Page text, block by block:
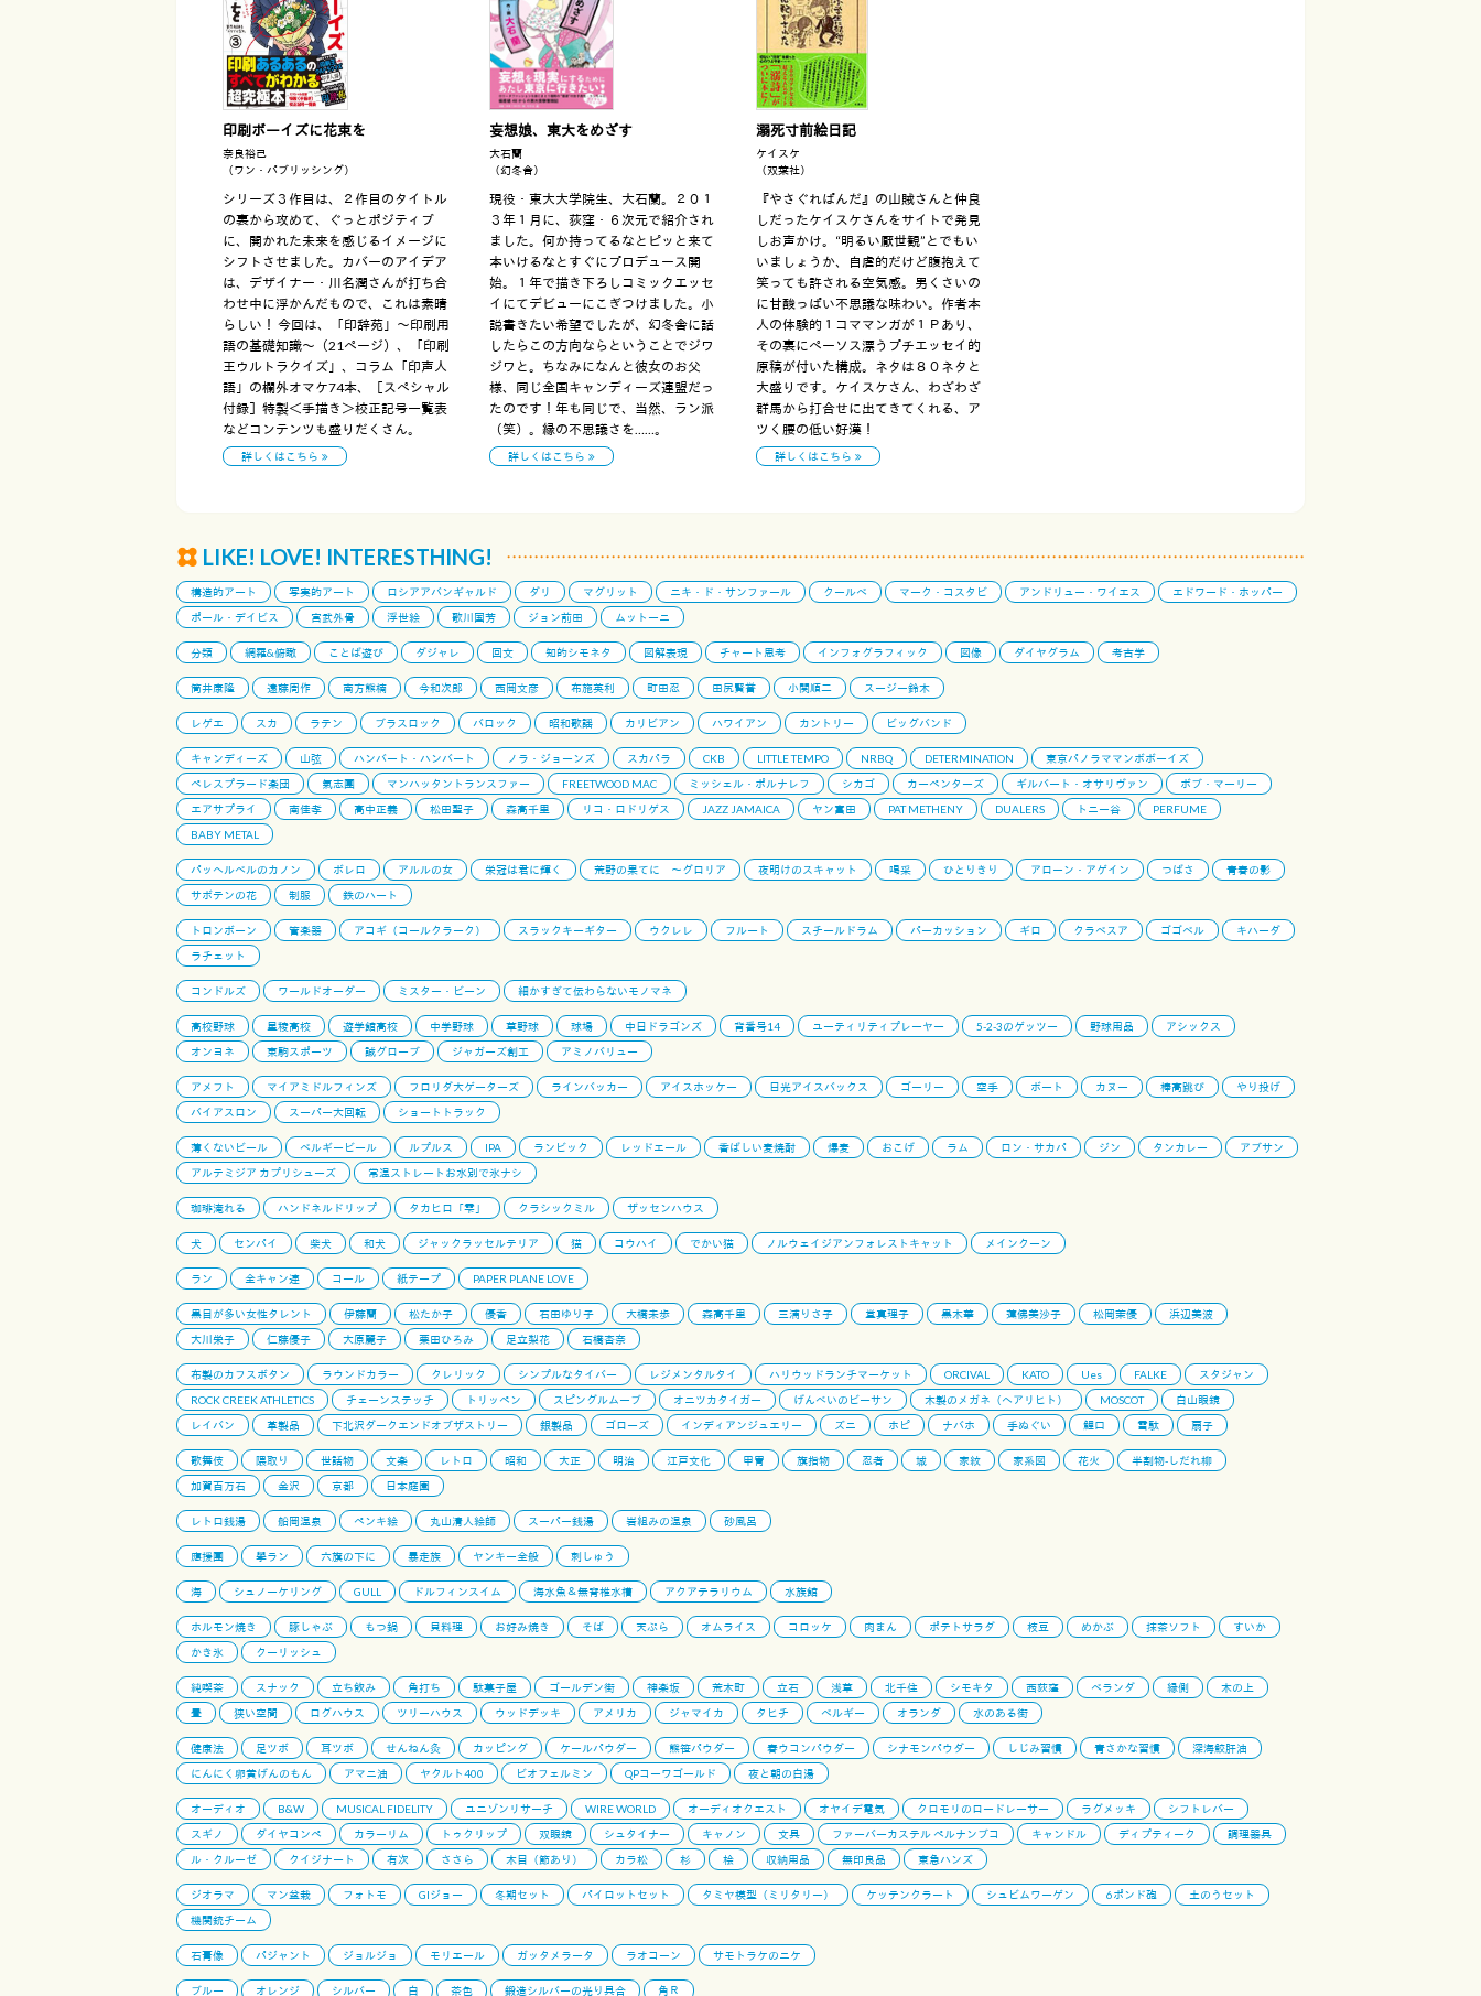
印刷ボーイズに花束を
奈良裕己
（ワン・パブリッシング）
シリーズ３作目は、２作目のタイトル
の裏から攻めて、ぐっとポジティブ
に、開かれた未来を感じるイメージに
シフトさせました。カバーのアイデア
は、デザイナー・川名潤さんが打ち合
わせ中に浮かんだもので、これは素晴
らしい！ 今回は、「印辞苑」～印刷用
語の基礎知識～（21ページ）、「印刷
王ウルトラクイズ」、コラム「印声人
語」の欄外オマケ74本、［スペシャル
付録］特製＜手描き＞校正記号一覧表
などコンテンツも盛りだくさん。
詳しくはこちら
妄想娘、東大をめざす
大石蘭
（幻冬舎）
現役・東大大学院生、大石蘭。２０１
３年１月に、荻窪・６次元で紹介され
ました。何か持ってるなとピッと来て
本いけるなとすぐにプロデュース開
始。１年で描き下ろしコミックエッセ
イにてデビューにこぎつけました。小
説書きたい希望でしたが、幻冬舎に話
したらこの方向ならということでジワ
ジワと。ちなみになんと彼女のお父
様、同じ全国キャンディーズ連盟だっ
たのです！年も同じで、当然、ラン派
（笑）。縁の不思議さを……。
詳しくはこちら
溺死寸前絵日記
ケイスケ
（双葉社）
『やさぐれぱんだ』の山賊さんと仲良
しだったケイスケさんをサイトで発見
しお声かけ。“明るい厭世観”とでもい
いましょうか、自虐的だけど腹抱えて
笑っても許される空気感。男くさいの
に甘酸っぱい不思議な味わい。作者本
人の体験的１コママンガが１Ｐあり、
その裏にペーソス漂うプチエッセイ的
原稿が付いた構成。ネタは８０ネタと
大盛りです。ケイスケさん、わざわざ
群馬から打合せに出てきてくれる、ア
ツく腰の低い好漢！
詳しくはこちら
LIKE! LOVE! INTERESTHING!
構造的アート 写実的アート ロシアアバンギャルド ダリ マグリット ニキ・ド・サンファール クールベ マーク・コスタビ アンドリュー・ワイエス
エドワード・ホッパー
ポール・デイビス
宮武外骨 浮世絵 歌川国芳 ジョン前田 ムットーニ
分類 網羅&俯瞰 ことば遊び ダジャレ 回文 知的シモネタ 図解表現 チャート思考 インフォグラフィック 図像 ダイヤグラム 考古学
筒井康隆 遠藤周作 南方熊楠 今和次郎 西岡文彦 布施英利 町田忍 田尻賢誉 小関順二 スージー鈴木
レゲエ スカ ラテン ブラスロック バロック 昭和歌謡 カリビアン ハワイアン カントリー ビッグバンド
キャンディーズ 山弦 ハンバート・ハンバート ノラ・ジョーンズ スカパラ CKB LITTLE TEMPO NRBQ DETERMINATION
東京パノラママンボボーイズ
ペレスプラード楽団
氣志團 マンハッタントランスファー FREETWOOD MAC ミッシェル・ポルナレフ シカゴ カーペンターズ ギルバート・オサリヴァン
ボブ・マーリー
エアサプライ
南佳孝 高中正義 松田聖子 森高千里 リコ・ロドリゲス JAZZ JAMAICA ヤン富田 PAT METHENY DUALERS トニー谷
PERFUME
BABY METAL
パッヘルベルのカノン ボレロ アルルの女 栄冠は君に輝く 荒野の果てに 〜グロリア 夜明けのスキャット 喝采 ひとりきり アローン・アゲイン つばさ
青春の影
サボテンの花
制服 鉄のハート
トロンボーン 管楽器 アコギ（コールクラーク） スラックキーギター ウクレレ フルート スチールドラム パーカッション ギロ クラベスア ゴゴベル
キハーダ
ラチェット
コンドルズ ワールドオーダー ミスター・ビーン 細かすぎて伝わらないモノマネ
高校野球 星稜高校 遊学館高校 中学野球 草野球 球場 中日ドラゴンズ 背番号14 ユーティリティプレーヤー 5-2-3のゲッツー 野球用品
アシックス
オンヨネ
東駒スポーツ 誠グローブ ジャガーズ創工 アミノバリュー
アメフト マイアミドルフィンズ フロリダ大ゲーターズ ラインバッカー アイスホッケー 日光アイスバックス ゴーリー 空手 ボート カヌー 棒高跳び
やり投げ
バイアスロン
スーパー大回転 ショートトラック
薄くないビール ベルギービール ルプルス IPA ランビック レッドエール 香ばしい麦焼酎 爆麦 おこげ ラム ロン・サカパ ジン タンカレー
アブサン
アルテミジア カプリシューズ
常温ストレートお水別で氷ナシ
珈琲淹れる ハンドネルドリップ タカヒロ「雫」 クラシックミル ザッセンハウス
犬 センパイ 柴犬 和犬 ジャックラッセルテリア 猫 コウハイ でかい猫 ノルウェイジアンフォレストキャット メインクーン
ラン 全キャン連 コール 紙テープ PAPER PLANE LOVE
黒目が多い女性タレント 伊藤蘭 松たか子 優香 石田ゆり子 大橋未歩 森高千里 三浦りさ子 堂真理子 黒木華 蓮佛美沙子 松岡茉優
浜辺美波
大川栄子
仁藤優子 大原麗子 栗田ひろみ 足立梨花 石橋杏奈
布製のカフスボタン ラウンドカラー クレリック シンプルなタイバー レジメンタルタイ ハリウッドランチマーケット ORCIVAL KATO Ues FALKE
スタジャン
ROCK CREEK ATHLETICS
チェーンステッチ トリッペン スピングルムーブ オニツカタイガー げんべいのビーサン 木製のメガネ（ヘアリヒト） MOSCOT
白山眼鏡
レイバン
革製品 下北沢ダークエンドオブザストリー 銀製品 ゴローズ インディアンジュエリー ズニ ホピ ナバホ 手ぬぐい 鯉口 雪駄 扇子
歌舞伎 隈取り 世話物 文楽 レトロ 昭和 大正 明治 江戸文化 甲冑 旗指物 忍者 城 家紋 家系図 花火
半割物-しだれ柳
加賀百万石
金沢 京都 日本庭園
レトロ銭湯 船岡温泉 ペンキ絵 丸山清人絵師 スーパー銭湯 岩組みの温泉 砂風呂
應援團 學ラン 六旗の下に 暴走族 ヤンキー全般 刺しゅう
海 シュノーケリング GULL ドルフィンスイム 海水魚＆無脊椎水槽 アクアテラリウム 水族館
ホルモン焼き 豚しゃぶ もつ鍋 貝料理 お好み焼き そば 天ぷら オムライス コロッケ 肉まん ポテトサラダ 枝豆 めかぶ 抹茶ソフト
すいか
かき氷
クーリッシュ
純喫茶 スナック 立ち飲み 角打ち 駄菓子屋 ゴールデン街 神楽坂 荒木町 立石 浅草 北千住 シモキタ 西荻窪 ベランダ 縁側
木の上
畳
狭い空間 ログハウス ツリーハウス ウッドデッキ アメリカ ジャマイカ タヒチ ベルギー オランダ 水のある街
健康法 足ツボ 耳ツボ せんねん灸 カッピング ケールパウダー 熊笹パウダー 春ウコンパウダー シナモンパウダー しじみ習慣 青さかな習慣
深海鮫肝油
にんにく卵黄げんのもん
アマニ油 ヤクルト400 ビオフェルミン QPコーワゴールド 夜と朝の白湯
オーディオ B&W MUSICAL FIDELITY ユニゾンリサーチ WIRE WORLD オーディオクエスト オヤイデ電気 クロモリのロードレーサー ラグメッキ
シフトレバー
スギノ
ダイヤコンペ カラーリム トゥクリップ 双眼鏡 シュタイナー キャノン 文具 ファーバーカステル ペルナンブコ キャンドル ディプティーク
調理器具
ル・クルーゼ
クイジナート 有次 ささら 木目（節あり） カラ松 杉 桧 収納用品 無印良品 東急ハンズ
ジオラマ マン盆栽 フォトモ GIジョー 冬期セット パイロットセット タミヤ模型（ミリタリー） ケッテンクラート シュビムワーゲン 6ポンド砲
土のうセット
機関銃チーム
石膏像 パジャント ジョルジョ モリエール ガッタメラータ ラオコーン サモトラケのニケ
ブルー オレンジ シルバー 白 茶色 鍛造シルバーの光り具合 角Ｒ